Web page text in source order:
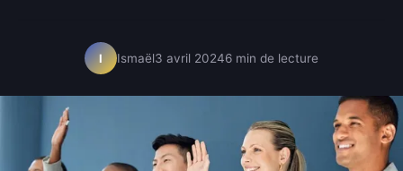
I Ismaël3 avril 20246 min de lecture